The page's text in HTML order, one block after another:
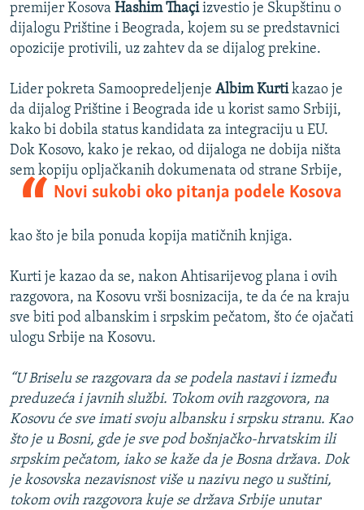
NASTANAK I RASPAD JUGOSLAVIJE
premijer Kosova Hashim Thaçiizvestio je Skupštinu o
dijalogu Prištine i Beograda, kojem su se predstavnici
opozicije protivili, uz zahtev da se dijalog prekine.
Lider pokreta Samoopredeljenje Albim Kurtikazao je
da dijalog Prištine i Beograda ide u korist samo Srbiji,
kako bi dobila status kandidata za integraciju u EU.
Dok Kosovo, kako je rekao, od dijaloga ne dobija ništa
sem kopiju
Novi sukobi oko pitanja podele Kosova
opljačkanih dokumenata od strane Srbije,
kao što je bila ponuda kopija matičnih knjiga.
Kurti je kazao da se, nakon Ahtisarijevog plana i ovih
razgovora, na Kosovu vrši bosnizacija, te da će na kraju
sve biti pod albanskim i srpskim pečatom, što će ojačati
ulogu Srbije na Kosovu.
“U Briselu se razgovara da se podela nastavi i između
preduzeća i javnih službi. Tokom ovih razgovora, na
Kosovu će sve imati svoju albansku i srpsku stranu. Kao
što je u Bosni, gde je sve pod bošnjačko-hrvatskim ili
srpskim pečatom, iako se kaže da je Bosna država. Dok
je kosovska nezavisnost više u nazivu nego u suštini,
tokom ovih razgovora kuje se država Srbije unutar